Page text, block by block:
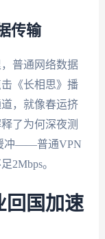
传输
普通网络数据
《长相思》播
，就像春运挤
了为何深夜测
冲——普通VPN
2Mbps。
回国加速